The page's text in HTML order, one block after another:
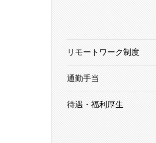
リモートワーク制度
通勤手当
待遇・福利厚生